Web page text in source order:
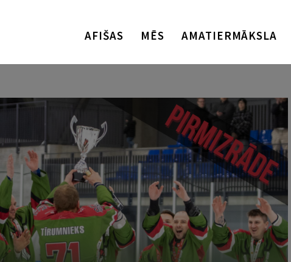
AFIŠAS MĒS AMATIERMĀKSLA